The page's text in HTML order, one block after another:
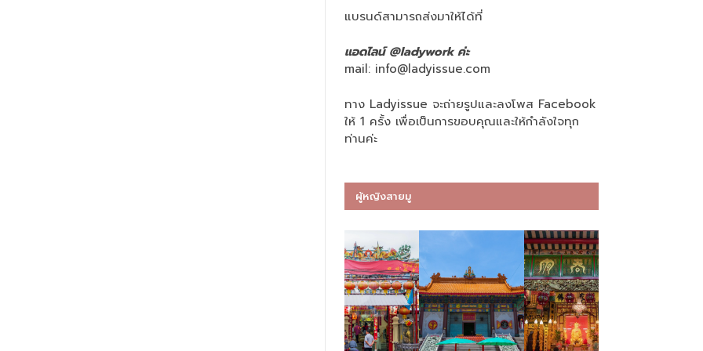
แบรนด์สามารถส่งมาให้ได้ที่
แอดไลน์ @ladywork ค่ะ
mail: info@ladyissue.com
ทาง Ladyissue จะถ่ายรูปและลงโพส Facebook
ให้ 1 ครั้ง เพื่อเป็นการขอบคุณและให้กำลังใจทุก
ท่านค่ะ
ผู้หญิงสายมู